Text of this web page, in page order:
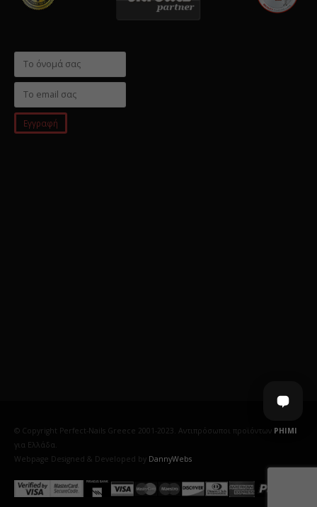
© Copyright Perfect-Nails Greece 2001-2023. Αντιπρόσωποι προϊόντων PHIMI
για Ελλάδα.
Webpage Designed & Developed by DannyWebs